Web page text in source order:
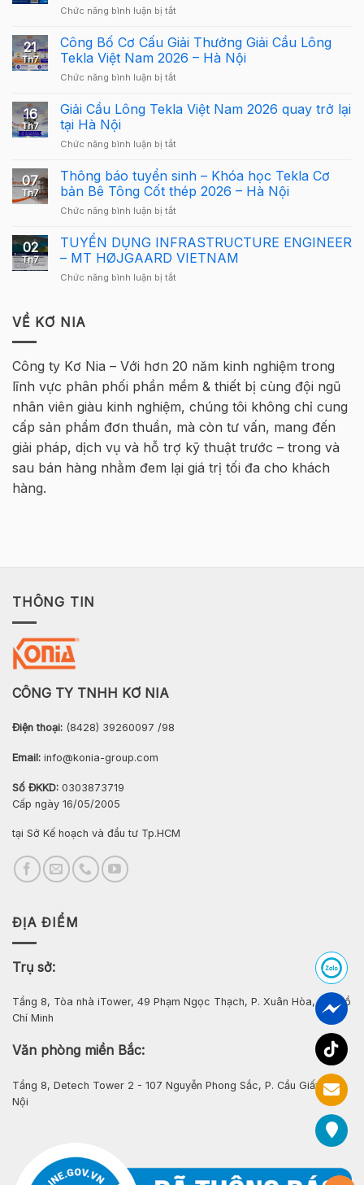
Chức năng bình luận bị tắtở
Tekla
Structures
Carbon
–
dẫn
Tekla
cho
người
21
Th7
Công Bố Cơ Cấu Giải Thưởng Giải Cầu Lông
Tekla Việt Nam 2026 – Hà Nội
Chức năng bình luận bị tắtở
Bố
Cơ
Giải
Giải
Cầu
Lông
Tekla
Nam
2026
Hà
16
Th7
Giải Cầu Lông Tekla Việt Nam 2026 quay trở lại
tại Hà Nội
Chức năng bình luận bị tắtở
Cầu
Lông
Tekla
Việt
2026
quay
lại
07
Th7
Thông báo tuyển sinh – Khóa học Tekla Cơ
bản Bê Tông Cốt thép 2026 – Hà Nội
Chức năng bình luận bị tắtở
báo
tuyển
sinh
–
Bê
Cốt
thép
2026
–
Hà
Nội
02
Th7
TUYỂN DỤNG INFRASTRUCTURE ENGINEER
– MT HØJGAARD VIETNAM
Chức năng bình luận bị tắtở
MT
HØJGAARD
VIETNAM
VỀ KƠ NIA
Công ty Kơ Nia – Với hơn 20 năm kinh nghiệm trong
lĩnh vực phân phối phần mềm & thiết bị cùng đội ngũ
nhân viên giàu kinh nghiệm, chúng tôi không chỉ cung
cấp sản phẩm đơn thuần, mà còn tư vấn, mang đến
giải pháp, dịch vụ và hỗ trợ kỹ thuật trước – trong và
sau bán hàng nhằm đem lại giá trị tối đa cho khách
hàng.
THÔNG TIN
CÔNG TY TNHH KƠ NIA
Điện thoại: (8428) 39260097 /98
Email: info@konia-group.com
Số ĐKKD: 0303873719
Cấp ngày 16/05/2005
tại Sở Kế hoạch và đầu tư Tp.HCM
ĐỊA ĐIỂM
Trụ sở:
Tầng 8, Tòa nhà iTower, 49 Phạm Ngọc Thạch, P. Xuân Hòa, Tp. Hồ
Chí Minh
Văn phòng miền Bắc:
Tầng 8, Detech Tower 2 - 107 Nguyễn Phong Sắc, P. Cầu Giấy, Hà
Nội